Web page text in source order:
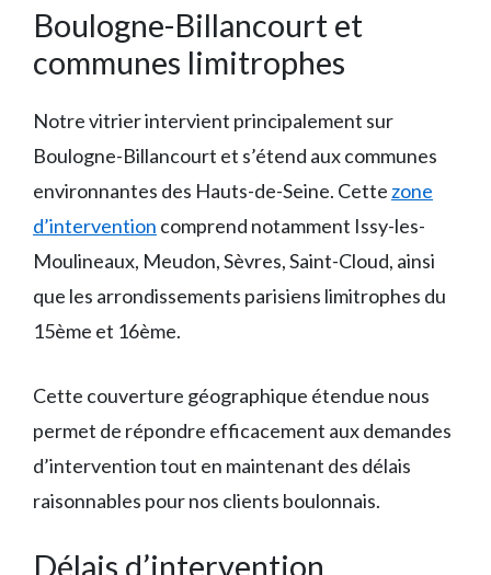
Boulogne-Billancourt et
communes limitrophes
Notre vitrier intervient principalement sur
Boulogne-Billancourt et s’étend aux communes
environnantes des Hauts-de-Seine. Cettezone
d’intervention comprend notamment Issy-les-
Moulineaux, Meudon, Sèvres, Saint-Cloud, ainsi
que les arrondissements parisiens limitrophes du
15ème et 16ème.
Cette couverture géographique étendue nous
permet de répondre efficacement aux demandes
d’intervention tout en maintenant des délais
raisonnables pour nos clients boulonnais.
Délais d’intervention